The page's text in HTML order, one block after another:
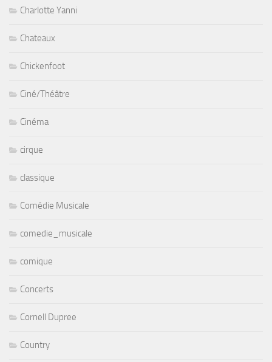
Charlotte Yanni
Chateaux
Chickenfoot
Ciné/Théâtre
Cinéma
cirque
classique
Comédie Musicale
comedie_musicale
comique
Concerts
Cornell Dupree
Country